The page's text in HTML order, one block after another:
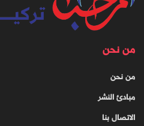
من نحن
من نحن
مبادئ النشر
الاتصال بنا